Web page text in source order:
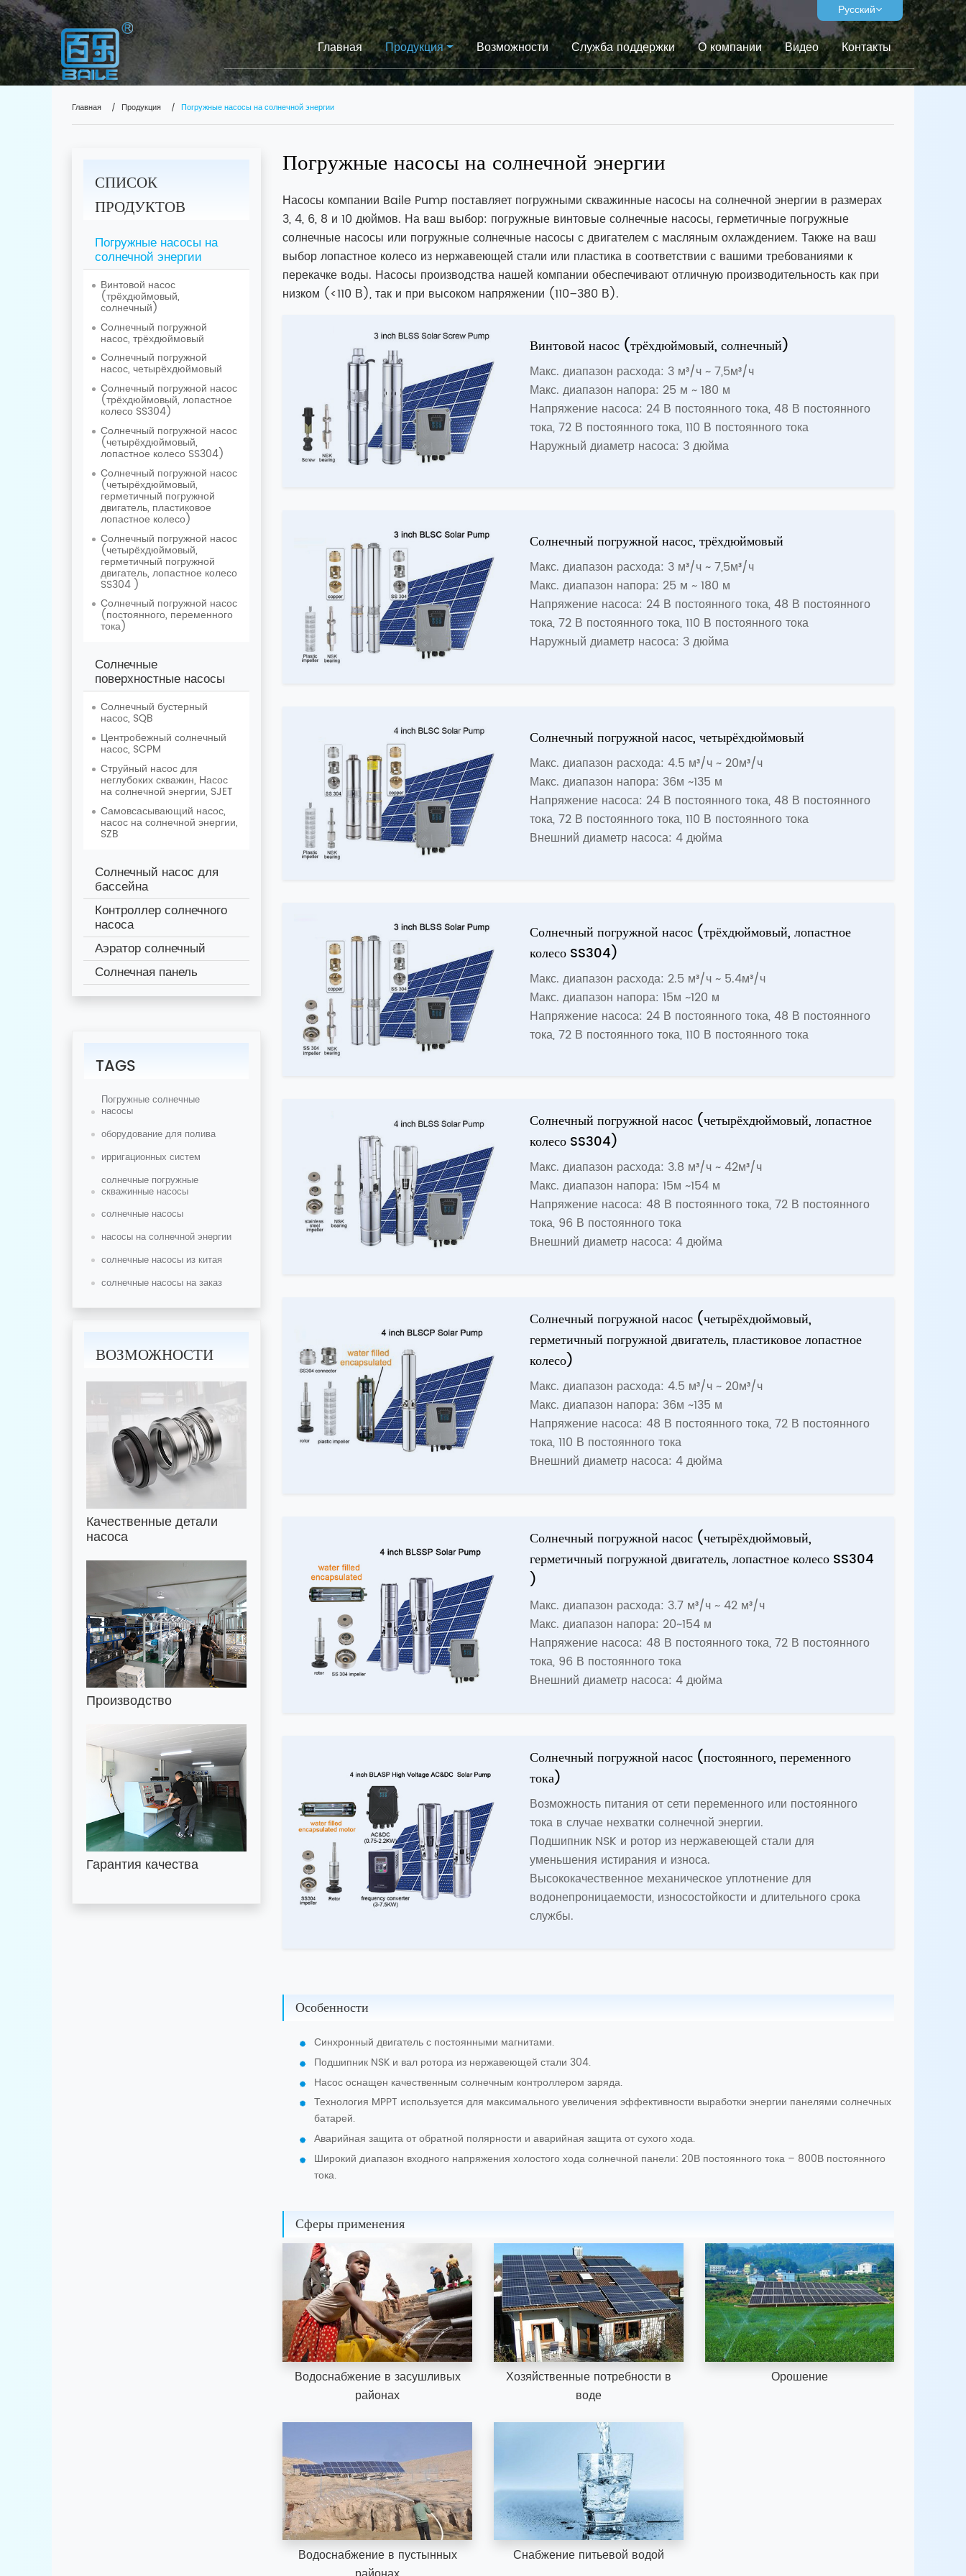
Русский
Главная Продукция Возможности Служба поддержки О компании Видео Контакты
Главная Продукция Погружные насосы на солнечной энергии
Погружные насосы на солнечной энергии
Насосы компании Baile Pump поставляет погружными скважинные насосы на солнечной энергии в размерах
3, 4, 6, 8 и 10 дюймов. На ваш выбор: погружные винтовые солнечные насосы, герметичные погружные
солнечные насосы или погружные солнечные насосы с двигателем с масляным охлаждением. Также на ваш
выбор лопастное колесо из нержавеющей стали или пластика в соответствии с вашими требованиями к
перекачке воды. Насосы производства нашей компании обеспечивают отличную производительность как при
низком (<110 В), так и при высоком напряжении (110–380 В).
Винтовой насос (трёхдюймовый, солнечный)
Макс. диапазон расхода: 3 м³/ч ~ 7,5м³/ч
Макс. диапазон напора: 25 м ~ 180 м
Напряжение насоса: 24 В постоянного тока, 48 В постоянного
тока, 72 В постоянного тока, 110 В постоянного тока
Наружный диаметр насоса: 3 дюйма
Солнечный погружной насос, трёхдюймовый
Макс. диапазон расхода: 3 м³/ч ~ 7,5м³/ч
Макс. диапазон напора: 25 м ~ 180 м
Напряжение насоса: 24 В постоянного тока, 48 В постоянного
тока, 72 В постоянного тока, 110 В постоянного тока
Наружный диаметр насоса: 3 дюйма
Солнечный погружной насос, четырёхдюймовый
Макс. диапазон расхода: 4.5 м³/ч ~ 20м³/ч
Макс. диапазон напора: 36м ~135 м
Напряжение насоса: 24 В постоянного тока, 48 В постоянного
тока, 72 В постоянного тока, 110 В постоянного тока
Внешний диаметр насоса: 4 дюйма
Солнечный погружной насос (трёхдюймовый, лопастное
колесо SS304)
Макс. диапазон расхода: 2.5 м³/ч ~ 5.4м³/ч
Макс. диапазон напора: 15м ~120 м
Напряжение насоса: 24 В постоянного тока, 48 В постоянного
тока, 72 В постоянного тока, 110 В постоянного тока
Солнечный погружной насос (четырёхдюймовый, лопастное
колесо SS304)
Макс. диапазон расхода: 3.8 м³/ч ~ 42м³/ч
Макс. диапазон напора: 15м ~154 м
Напряжение насоса: 48 В постоянного тока, 72 В постоянного
тока, 96 В постоянного тока
Внешний диаметр насоса: 4 дюйма
Солнечный погружной насос (четырёхдюймовый,
герметичный погружной двигатель, пластиковое лопастное
колесо)
Макс. диапазон расхода: 4.5 м³/ч ~ 20м³/ч
Макс. диапазон напора: 36м ~135 м
Напряжение насоса: 48 В постоянного тока, 72 В постоянного
тока, 110 В постоянного тока
Внешний диаметр насоса: 4 дюйма
Солнечный погружной насос (четырёхдюймовый,
герметичный погружной двигатель, лопастное колесо SS304
)
Макс. диапазон расхода: 3.7 м³/ч ~ 42 м³/ч
Макс. диапазон напора: 20~154 м
Напряжение насоса: 48 В постоянного тока, 72 В постоянного
тока, 96 В постоянного тока
Внешний диаметр насоса: 4 дюйма
Солнечный погружной насос (постоянного, переменного
тока)
Возможность питания от сети переменного или постоянного
тока в случае нехватки солнечной энергии.
Подшипник NSK и ротор из нержавеющей стали для
уменьшения истирания и износа.
Высококачественное механическое уплотнение для
водонепроницаемости, износостойкости и длительного срока
службы.
Особенности
Синхронный двигатель с постоянными магнитами.
Подшипник NSK и вал ротора из нержавеющей стали 304.
Насос оснащен качественным солнечным контроллером заряда.
Технология MPPT используется для максимального увеличения эффективности выработки энергии панелями солнечных
батарей.
Аварийная защита от обратной полярности и аварийная защита от сухого хода.
Широкий диапазон входного напряжения холостого хода солнечной панели: 20В постоянного тока – 800В постоянного
тока.
Сферы применения
Водоснабжение в засушливых
районах
Хозяйственные потребности в
воде
Орошение
Водоснабжение в пустынных
Снабжение питьевой водой
СПИСОК
ПРОДУКТОВ
Погружные насосы на
солнечной энергии
Винтовой насос
(трёхдюймовый,
солнечный)
Солнечный погружной
насос, трёхдюймовый
Солнечный погружной
насос, четырёхдюймовый
Солнечный погружной насос
(трёхдюймовый, лопастное
колесо SS304)
Солнечный погружной насос
(четырёхдюймовый,
лопастное колесо SS304)
Солнечный погружной насос
(четырёхдюймовый,
герметичный погружной
двигатель, пластиковое
лопастное колесо)
Солнечный погружной насос
(четырёхдюймовый,
герметичный погружной
двигатель, лопастное колесо
SS304 )
Солнечный погружной насос
(постоянного, переменного
тока)
Солнечные
поверхностные насосы
Солнечный бустерный
насос, SQB
Центробежный солнечный
насос, SCPM
Струйный насос для
неглубоких скважин, Насос
на солнечной энергии, SJET
Самовсасывающий насос,
насос на солнечной энергии,
SZB
Солнечный насос для
бассейна
Контроллер солнечного
насоса
Аэратор солнечный
Солнечная панель
TAGS
Погружные солнечные
насосы
оборудование для полива
ирригационных систем
солнечные погружные
скважинные насосы
солнечные насосы
насосы на солнечной энергии
солнечные насосы из китая
солнечные насосы на заказ
ВОЗМОЖНОСТИ
Качественные детали
насоса
Производство
Гарантия качества